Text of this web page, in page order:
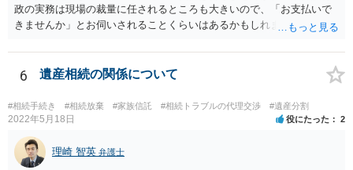
政の実務は現場の裁量に任されるところも大きいので、「お支払いで
きませんか」とお伺いされることくらいはあるかもしれません。 通報
考えてご判断いただくのが良いと思います。
6 遺産相続の関係について
#相続手続き #相続放棄 #家族信託 #相続トラブルの代理交渉 #遺産分割
2022年5月18日 役にたった 2
理崎 智英 弁護士